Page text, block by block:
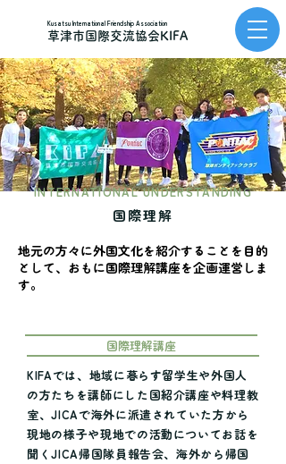
Kusatsu International Friendship Association
草津市国際交流協会KIFA
INTERNATIONAL UNDERSTANDING
国際理解
地元の方々に外国文化を紹介することを目的
として、おもに国際理解講座を企画運営しま
す。
国際理解講座
KIFAでは、地域に暮らす留学生や外国人
の方たちを講師にした国紹介講座や料理教
室、JICAで海外に派遣されていた方から
現地の様子や現地での活動についてお話を
聞くJICA帰国隊員報告会、海外から帰国